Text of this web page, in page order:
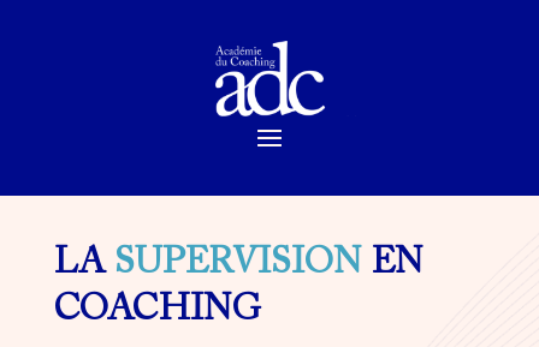
LA SUPERVISION EN
COACHING